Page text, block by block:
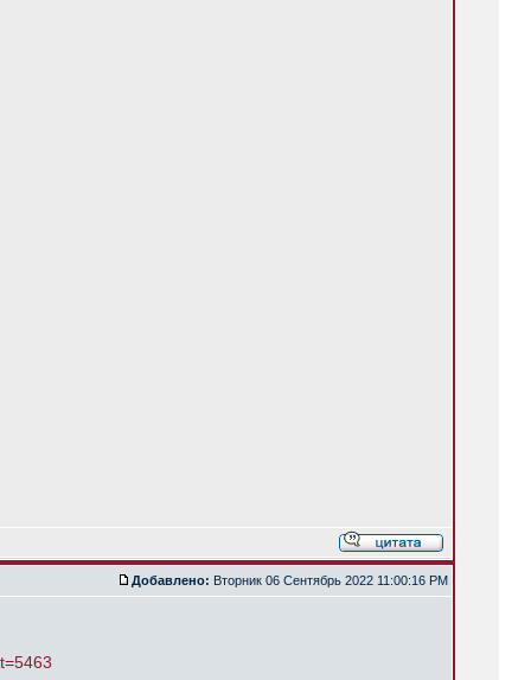
Добавлено: Вторник 06 Сентябрь 2022 11:00:16 PM